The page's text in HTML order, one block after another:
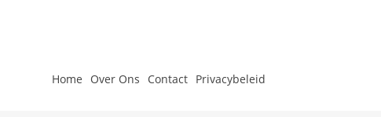
Home Over Ons Contact Privacybeleid